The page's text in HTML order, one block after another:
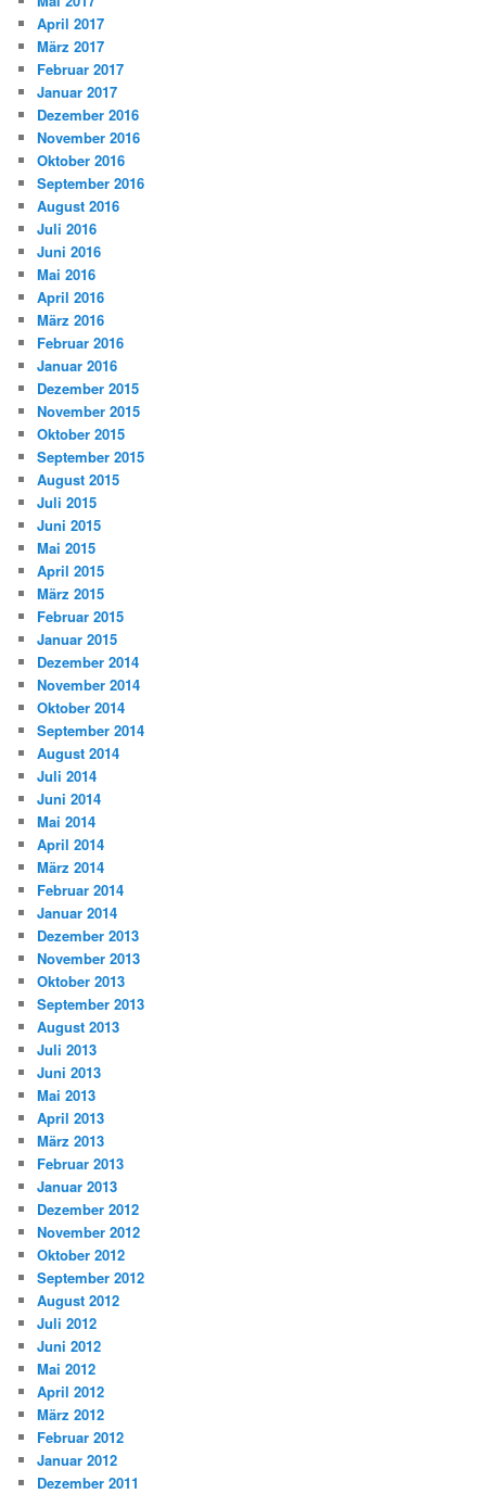
April 2017
März 2017
Februar 2017
Januar 2017
Dezember 2016
November 2016
Oktober 2016
September 2016
August 2016
Juli 2016
Juni 2016
Mai 2016
April 2016
März 2016
Februar 2016
Januar 2016
Dezember 2015
November 2015
Oktober 2015
September 2015
August 2015
Juli 2015
Juni 2015
Mai 2015
April 2015
März 2015
Februar 2015
Januar 2015
Dezember 2014
November 2014
Oktober 2014
September 2014
August 2014
Juli 2014
Juni 2014
Mai 2014
April 2014
März 2014
Februar 2014
Januar 2014
Dezember 2013
November 2013
Oktober 2013
September 2013
August 2013
Juli 2013
Juni 2013
Mai 2013
April 2013
März 2013
Februar 2013
Januar 2013
Dezember 2012
November 2012
Oktober 2012
September 2012
August 2012
Juli 2012
Juni 2012
Mai 2012
April 2012
März 2012
Februar 2012
Januar 2012
Dezember 2011